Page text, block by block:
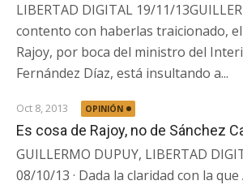
LIBERTAD DIGITAL 19/11/
contento con haberlas traicionado,
Rajoy, por boca del ministro del
Fernández Díaz, está insultando a...
Oct 8, 2013 OPINIÓN
Es cosa de Rajoy, no de Sánchez
GUILLERMO DUPUY, LIBERTAD
08/10/13 · Dada la claridad con la